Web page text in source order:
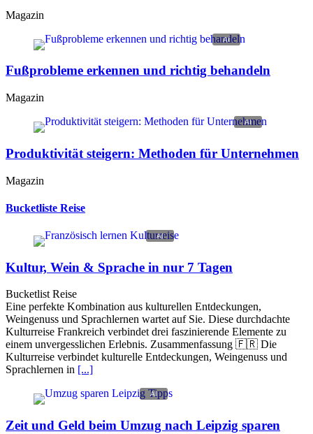
Magazin
Fußprobleme erkennen und richtig behandeln
Magazin
Produktivität steigern: Methoden für Unternehmen
Magazin
Bucketliste Reise
Kultur, Wein & Sprache in nur 7 Tagen
Bucketlist Reise
Eine perfekte Kombination aus kulturellen Entdeckungen,
Weingenuss und Sprachlernen wartet auf Sie. Diese durchdachte
Kulturreise Frankreich verbindet drei faszinierende Elemente zu
einem unvergesslichen Erlebnis. Zusammenfassung 🇫🇷 Die
Kulturreise verbindet kulturelle Entdeckungen, Weingenuss und
Sprachlernen in [...]
Zeit und Geld beim Umzug nach Leipzig sparen